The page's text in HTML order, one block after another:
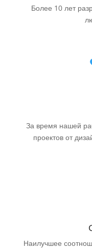
Более 10 лет
За время нашей
проектов от
Наилучшее